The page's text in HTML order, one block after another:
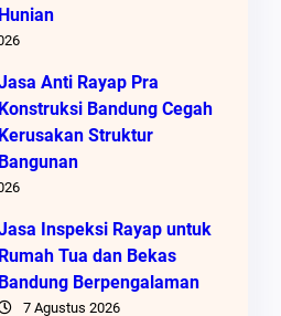
Hunian
Anti Rayap Pra
Konstruksi Bandung Cegah
Kerusakan Struktur
Bangunan
Inspeksi Rayap untuk
Rumah Tua dan Bekas
Bandung Berpengalaman
7 Agustus 2026